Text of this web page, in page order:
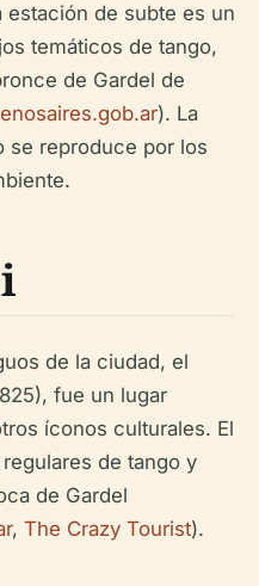
estación de subte es un
temáticos de tango,
de Gardel de
). La
se reproduce por los
de la ciudad, el
fue un lugar
íconos culturales. El
de tango y
de Gardel
, The Crazy Tourist).